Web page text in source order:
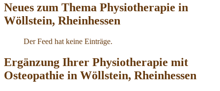
Neues zum Thema Physiotherapie in
Wöllstein, Rheinhessen
Der Feed hat keine Einträge.
Ergänzung Ihrer Physiotherapie mit
Osteopathie in Wöllstein, Rheinhessen